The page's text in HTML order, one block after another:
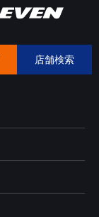
店舗検索